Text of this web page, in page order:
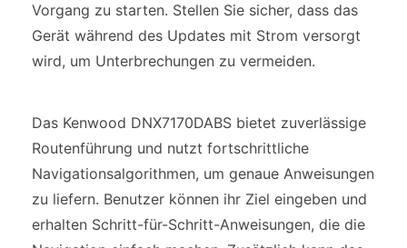
Vorgang zu starten. Stellen Sie sicher, dass das
Gerät während des Updates mit Strom versorgt
wird, um Unterbrechungen zu vermeiden.
Das Kenwood DNX7170DABS bietet zuverlässige
Routenführung und nutzt fortschrittliche
Navigationsalgorithmen, um genaue Anweisungen
zu liefern. Benutzer können ihr Ziel eingeben und
erhalten Schritt-für-Schritt-Anweisungen, die die